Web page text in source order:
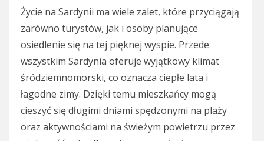
Życie na Sardynii ma wiele zalet, które przyciągają
zarówno turystów, jak i osoby planujące
osiedlenie się na tej pięknej wyspie. Przede
wszystkim Sardynia oferuje wyjątkowy klimat
śródziemnomorski, co oznacza ciepłe lata i
łagodne zimy. Dzięki temu mieszkańcy mogą
cieszyć się długimi dniami spędzonymi na plaży
oraz aktywnościami na świeżym powietrzu przez